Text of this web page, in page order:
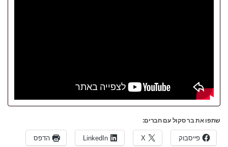
שתפו את בר סקול עם חברים:
פייסבוק X
LinkedIn הדפס